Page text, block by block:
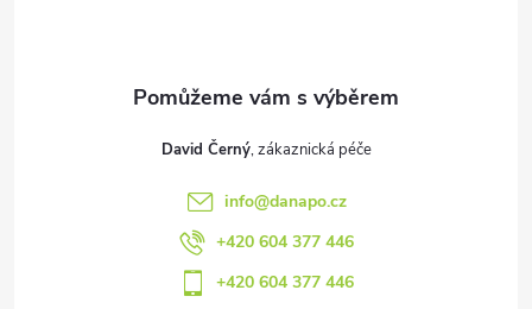
David Černý
info@danapo.cz
+420 604 377 446
+420 604 377 446